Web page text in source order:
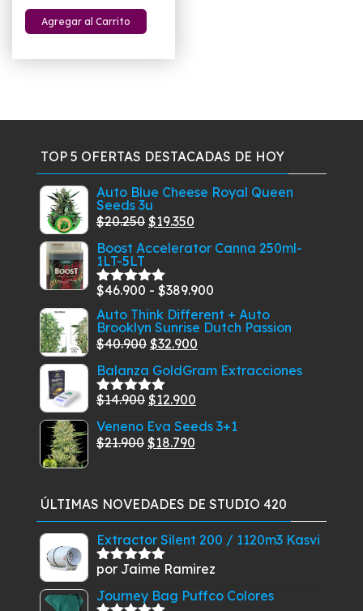
de 5
precio
original
precio
actual
Agregar al Carrito
TOP 5 OFERTAS DESTACADAS DE HOY
Auto Blue Cheese Royal Queen
Seeds 3u
$20.250 El
precio
era:
$20.250.
$19.350
precio
es:
Boost Accelerator Canna 250ml-
1LT-5LT
Valorado
de
5
$46.900 - $389.900
de
precios:
$46.900
Auto Think Different + Auto
Brooklyn Sunrise Dutch Passion
$40.900 El
precio
original
era:
$40.900.
$32.900
precio
$32.900.
Balanza GoldGram Extracciones
Valorado
5
$14.900 El
precio
original
$12.900
precio
Veneno Eva Seeds 3+1
$21.900 El
era:
$21.900.
$18.790
es:
$18.790.
ÚLTIMAS NOVEDADES DE STUDIO 420
Extractor Silent 200 / 1120m3 Kasvi
Valorado
por Jaime Ramirez
Journey Bag Puffco Colores